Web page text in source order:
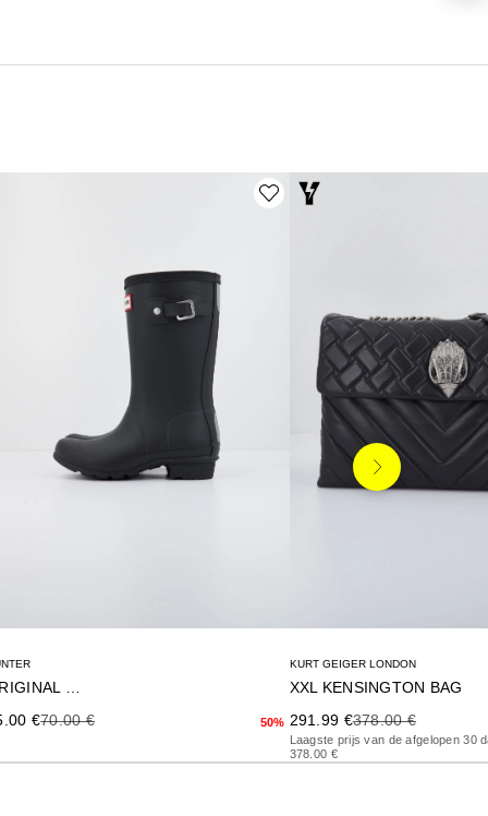
de oferta
€Precio anterior
70.00 € 50%
KURT GEIGER LONDON
XXL KENSINGTON BAG
Precio de oferta
291.99 €Precio anterior
378.00 €
Laagste prijs van de afgelopen 30
378.00 €
Siguiente